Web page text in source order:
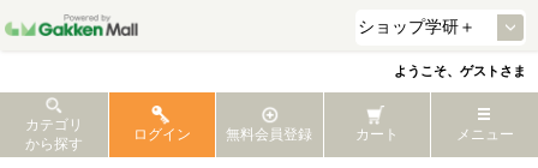
ようこそ、ゲストさま
カテゴリ
から探す
ログイン 無料会員登録 カート メニュー